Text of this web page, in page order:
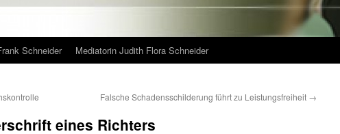
Schneider Mediatorin Judith Flora Schneider
Falsche Schadensschilderung führt zu Leistungsfreiheit →
eines Richters